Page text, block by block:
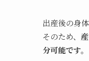
出産後の身
そのため、
分可能です。